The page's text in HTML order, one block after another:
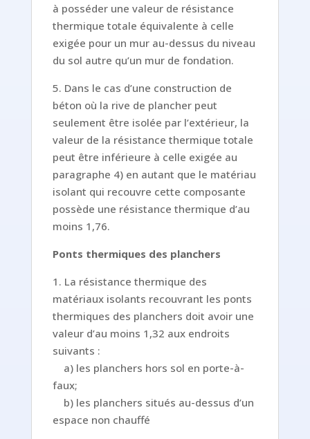
à posséder une valeur de résistance
thermique totale équivalente à celle
exigée pour un mur au-dessus du niveau
du sol autre qu’un mur de fondation.
5. Dans le cas d’une construction de
béton où la rive de plancher peut
seulement être isolée par l’extérieur, la
valeur de la résistance thermique totale
peut être inférieure à celle exigée au
paragraphe 4) en autant que le matériau
isolant qui recouvre cette composante
possède une résistance thermique d’au
moins 1,76.
Ponts thermiques des planchers
1. La résistance thermique des
matériaux isolants recouvrant les ponts
thermiques des planchers doit avoir une
valeur d’au moins 1,32 aux endroits
suivants :
a) les planchers hors sol en porte-à-
faux;
b) les planchers situés au-dessus d’un
espace non chauffé